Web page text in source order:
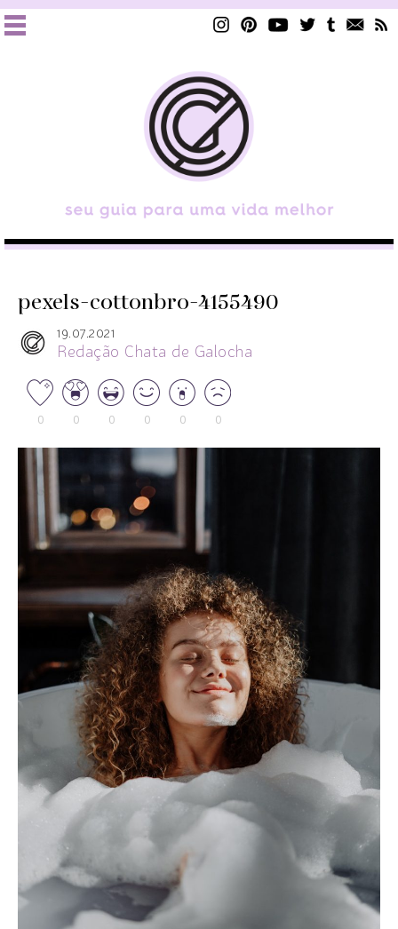
pexels-cottonbro-4155490
19.07.2021
Redação Chata de Galocha
0 0 0 0 0 0